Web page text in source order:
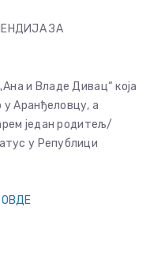
ЗА
и Владе Дивац“ која
Аранђеловцу, а
један родитељ/
у Републици
ОВДЕ